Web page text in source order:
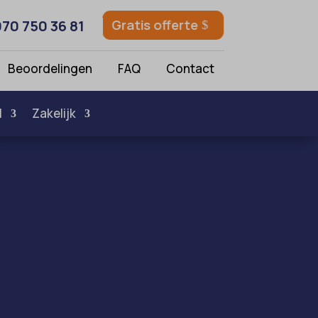
Gratis offerte
750 36 81
Beoordelingen FAQ Contact
Zakelijk